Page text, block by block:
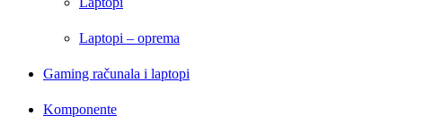
Laptopi – oprema
Gaming računala i laptopi
Komponente